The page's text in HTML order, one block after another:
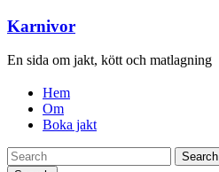
Karnivor
En sida om jakt, kött och matlagning
Hem
Om
Boka jakt
Search